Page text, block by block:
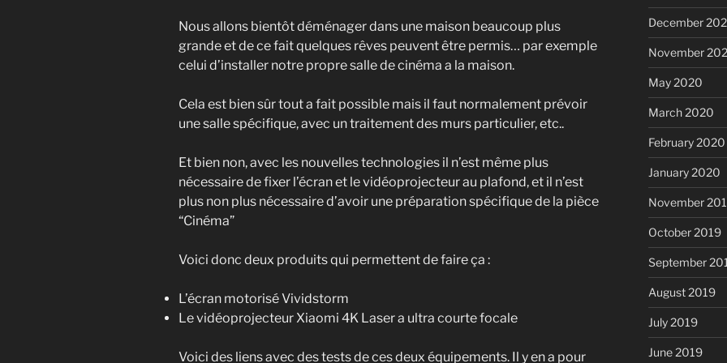
Nous allons bientôt déménager dans une maison beaucoup plus
grande et de ce fait quelques rêves peuvent être permis… par exemple
celui d’installer notre propre salle de cinéma a la maison.
Cela est bien sûr tout a fait possible mais il faut normalement prévoir
une salle spécifique, avec un traitement des murs particulier, etc..
Et bien non, avec les nouvelles technologies il n’est même plus
nécessaire de fixer l’écran et le vidéoprojecteur au plafond, et il n’est
plus non plus nécessaire d’avoir une préparation spécifique de la pièce
“Cinéma”
Voici donc deux produits qui permettent de faire ça :
L’écran motorisé Vividstorm
Le vidéoprojecteur Xiaomi 4K Laser a ultra courte focale
Voici des liens avec des tests de ces deux équipements. Il y en a pour
December
November
May 2020
March 2020
February 2020
January 2020
November
October 2019
September
August 2019
July 2019
June 2019